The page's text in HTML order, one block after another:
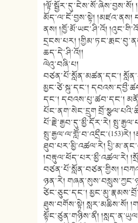
མོད་ལ་ངོ་བྱས་སྟེ། །མཛའ་ནས།
ནས། །ཁྱོ་མོ་ཡང་ཤི་འོ།
དྲངས་པར།
ཆད་དེ་ཤི་འོ།།
ལེའུ་བཞི་པ།
བཙན་པོ་སློན་མཚན་དང་།
མྱང་ཙེ་སྐུ་དང་།
དང་། དབའས་པུ་ཚབ་དང་།
པོང་ནག་སེང་དྲུག
པོ་རྗེ་རྒྱབ་དུ་མྱྀ་དོར་རེ།
སྤུ་རྒྱལ་ལ་གློ་བ་འདྲྀང་(153)རེ།
ཐུབ་པར་མྱི་འཚལ་རེ།
།བརྟུལ་ཕོད་པར་མྱྀ་འཚལ་རེ།
བཙན་པོ་སློན་བཙན་གྱིས།
ཉན་རེ།
ཙེང་ཅུང་དང་།
ཐུས་བགོས་སྟེ། སླར་མཆིས་སོ།
སྟོང་ཙུན་གཉིས་ནྀ།